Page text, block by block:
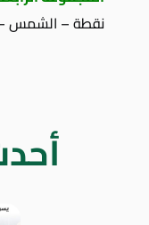
نقطة – الشمس – ١٦نقطة – هليوبوليس ١٤